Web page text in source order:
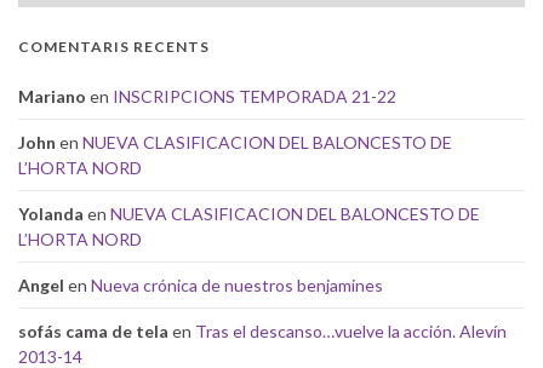
COMENTARIS RECENTS
Mariano en INSCRIPCIONS TEMPORADA 21-22
John en NUEVA CLASIFICACION DEL BALONCESTO DE
L’HORTA NORD
Yolanda en NUEVA CLASIFICACION DEL BALONCESTO DE
L’HORTA NORD
Angel en Nueva crónica de nuestros benjamines
sofás cama de tela en Tras el descanso…vuelve la acción. Alevín
2013-14